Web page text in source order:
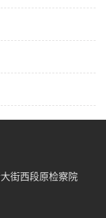
街西段原检察院